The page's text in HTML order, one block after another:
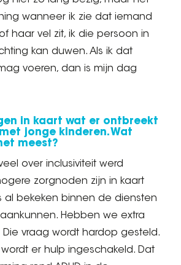
wanneer ik zie dat iemand
haar vel zit, ik die persoon in
kan duwen. Als ik dat
voeren, dan is mijn dag
in kaart wat er ontbreekt
jonge kinderen. Wat
meest?
over inclusiviteit werd
zorgnoden zijn in kaart
al bekeken binnen de diensten
Hebben we extra
vraag wordt hardop gesteld.
wordt er hulp ingeschakeld. Dat